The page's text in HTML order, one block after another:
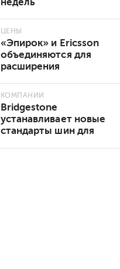
ЦЕНЫ
«Эпирок» и Ericsson
объединяются для
расширения
подключения 5G в
горнодобывающей
промышленности
КОМПАНИИ
Bridgestone
устанавливает новые
стандарты шин для